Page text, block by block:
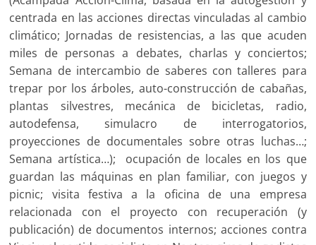
centrada en las acciones directas vinculadas al cambio
climático; Jornadas de resistencias, a las que acuden
miles de personas a debates, charlas y conciertos;
Semana de intercambio de saberes con talleres para
trepar por los árboles, auto-construcción de cabañas,
plantas silvestres, mecánica de bicicletas, radio,
autodefensa, simulacro de interrogatorios,
proyecciones de documentales sobre otras luchas…;
Semana artística…); ocupación de locales en los que
guardan las máquinas en plan familiar, con juegos y
picnic; visita festiva a la oficina de una empresa
relacionada con el proyecto con recuperación (y
publicación) de documentos internos; acciones contra